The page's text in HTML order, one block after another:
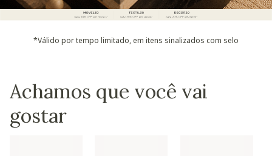
*Válido por tempo limitado, em itens sinalizados com selo
Achamos que você vai
gostar